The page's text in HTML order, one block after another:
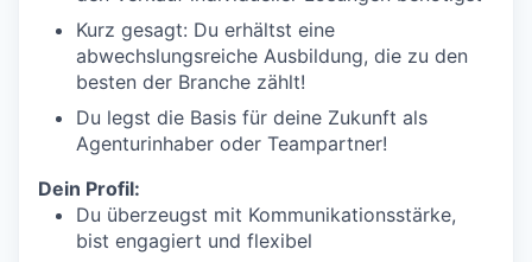
Kurz gesagt: Du erhältst eine
abwechslungsreiche Ausbildung, die zu den
besten der Branche zählt!
Du legst die Basis für deine Zukunft als
Agenturinhaber oder Teampartner!
Dein Profil:
Du überzeugst mit Kommunikationsstärke,
bist engagiert und flexibel